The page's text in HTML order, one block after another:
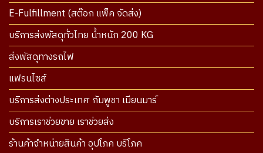
E-Fulfillment (สต๊อก แพ็ค จัดส่ง)
บริการส่งพัสดุทั่วไทย น้ำหนัก 200 KG
ส่งพัสดุทางรถไฟ
แฟรนไซส์
บริการส่งต่างประเทศ กัมพูชา เมียนมาร์
บริการเราช่วยขาย เราช่วยส่ง
ร้านค้าจำหน่ายสินค้า อุปโภค บริโภค